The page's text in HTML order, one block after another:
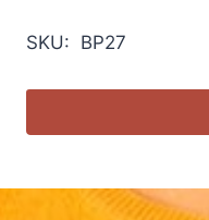
SKU: BP27